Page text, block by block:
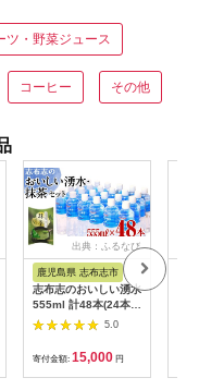
ツ・野菜ジュース
コーヒー その他
出典：ふるなび
鹿児島県 志布志市
志布志のおいしい湧水
555ml 計48本(24本
×2ケース)・抹茶
(1g×10本) 水 ミネラ
ルウォーター 555ml
常温 常温保存 茶 お茶
抹茶 ペットボトル
5.0
寄付金額: 15,000 円